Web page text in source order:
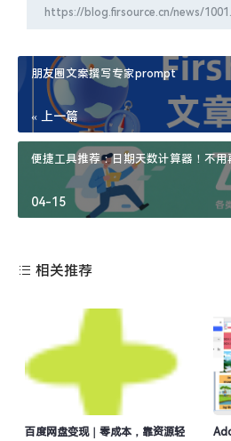
https://blog.firsource.cn/news/
朋友圈文案撰写专家prompt
« 上一篇
便捷工具推荐：日期天数计算器！不用
04-15
相关推荐
百度网盘变现｜零成本，靠资源轻